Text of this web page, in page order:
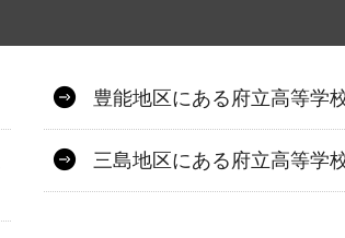
豊能地区にある府立高等学
三島地区にある府立高等学